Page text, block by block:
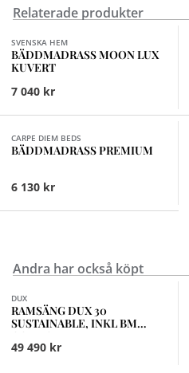
Relaterade produkter
Finns i fler val (4)
SVENSKA HEM
BÄDDMADRASS MOON LUX
KUVERT
7 040 kr
CARPE DIEM BEDS
BÄDDMADRASS PREMIUM
6 130 kr
Andra har också köpt
Finns i fler val (18)
DUX
RAMSÄNG DUX 30
SUSTAINABLE, INKL BM
49 490 kr